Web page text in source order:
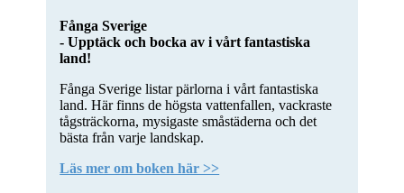
Fånga Sverige
- Upptäck och bocka av i vårt fantastiska
land!
Fånga Sverige listar pärlorna i vårt fantastiska
land. Här finns de högsta vattenfallen, vackraste
tågsträckorna, mysigaste småstäderna och det
bästa från varje landskap.
Läs mer om boken här >>